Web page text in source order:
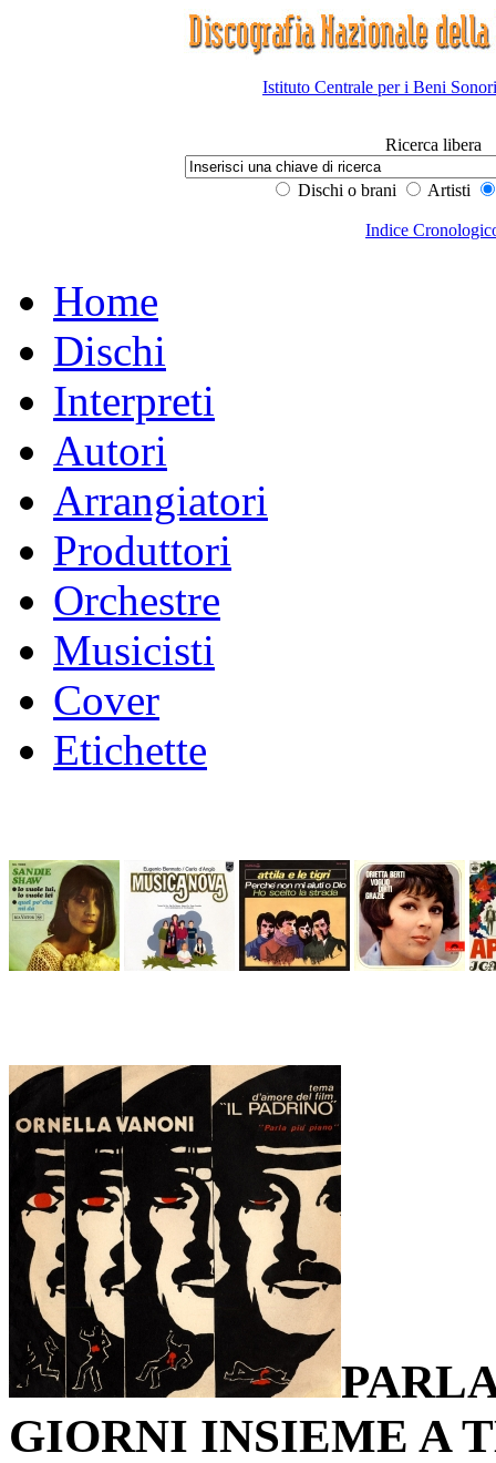
Istituto Centrale per i Beni
Ricerca libera
Dischi o brani Artisti
Indice
Home
Dischi
Interpreti
Autori
Arrangiatori
Produttori
Orchestre
Musicisti
Cover
Etichette
GIORNI INSIEME A